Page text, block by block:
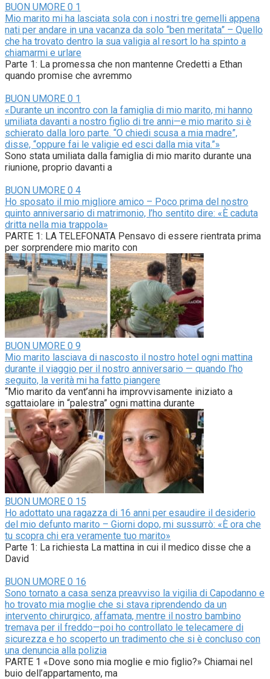
BUON UMORE 0 1
Mio marito mi ha lasciata sola con i nostri tre gemelli appena
nati per andare in una vacanza da solo “ben meritata” – Quello
che ha trovato dentro la sua valigia al resort lo ha spinto a
chiamarmi e urlare
Parte 1: La promessa che non mantenne Credetti a Ethan
quando promise che avremmo
BUON UMORE 0 1
«Durante un incontro con la famiglia di mio marito, mi hanno
umiliata davanti a nostro figlio di tre anni—e mio marito si è
schierato dalla loro parte. “O chiedi scusa a mia madre”,
disse, “oppure fai le valigie ed esci dalla mia vita.”»
Sono stata umiliata dalla famiglia di mio marito durante una
riunione, proprio davanti a
BUON UMORE 0 4
Ho sposato il mio migliore amico – Poco prima del nostro
quinto anniversario di matrimonio, l’ho sentito dire: «È caduta
dritta nella mia trappola»
PARTE 1: LA TELEFONATA Pensavo di essere rientrata prima
per sorprendere mio marito con
BUON UMORE 0 9
Mio marito lasciava di nascosto il nostro hotel ogni mattina
durante il viaggio per il nostro anniversario — quando l’ho
seguito, la verità mi ha fatto piangere
“Mio marito da vent’anni ha improvvisamente iniziato a
sgattaiolare in “palestra” ogni mattina durante
BUON UMORE 0 15
Ho adottato una ragazza di 16 anni per esaudire il desiderio
del mio defunto marito – Giorni dopo, mi sussurrò: «È ora che
tu scopra chi era veramente tuo marito»
Parte 1: La richiesta La mattina in cui il medico disse che a
David
BUON UMORE 0 16
Sono tornato a casa senza preavviso la vigilia di Capodanno e
ho trovato mia moglie che si stava riprendendo da un
intervento chirurgico, affamata, mentre il nostro bambino
tremava per il freddo—poi ho controllato le telecamere di
sicurezza e ho scoperto un tradimento che si è concluso con
una denuncia alla polizia
PARTE 1 «Dove sono mia moglie e mio figlio?» Chiamai nel
buio dell’appartamento, ma